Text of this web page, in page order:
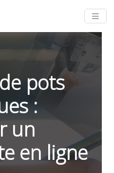
pots
:
un
en ligne